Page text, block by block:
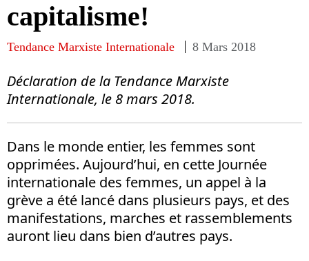
capitalisme!
Tendance Marxiste Internationale 8 Mars 2018
Déclaration de la Tendance Marxiste
Internationale, le 8 mars 2018.
Dans le monde entier, les femmes sont
opprimées. Aujourd’hui, en cette Journée
internationale des femmes, un appel à la
grève a été lancé dans plusieurs pays, et des
manifestations, marches et rassemblements
auront lieu dans bien d’autres pays.